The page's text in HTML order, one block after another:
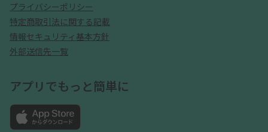
プライバシーポリシー
特定商取引法に関する記載
情報セキュリティ基本方針
外部送信先一覧
アプリでもっと簡単に